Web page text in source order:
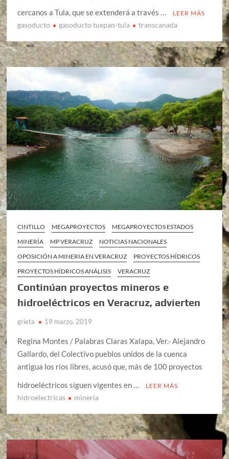
cercanos a Tula, que se extenderá a través …
LEER MÁS
gasoducto gasoducto tuxpan-tula transcanada
CINTILLO MEGAPROYECTOS
MEGAPROYECTOS ESTADOS
MINERÍA
MP VERACRUZ
NOTICIAS NACIONALES
OPOSICIÓN A MINERIA EN VERACRUZ
PROYECTOS HÍDRICOS
PROYECTOS HÍDRICOS ANÁLISIS
VERACRUZ
Continúan proyectos mineros e
hidroeléctricos en Veracruz, advierten
grieta 19 marzo, 2019
Regina Montes / Palabras Claras Xalapa, Ver.- Alejandro
Gallardo, del Colectivo pueblos unidos de la cuenca
antigua los ríos libres, acusó que, más de 100 proyectos
hidroeléctricos siguen vigentes en …
LEER MÁS
hidroelectricas mineria